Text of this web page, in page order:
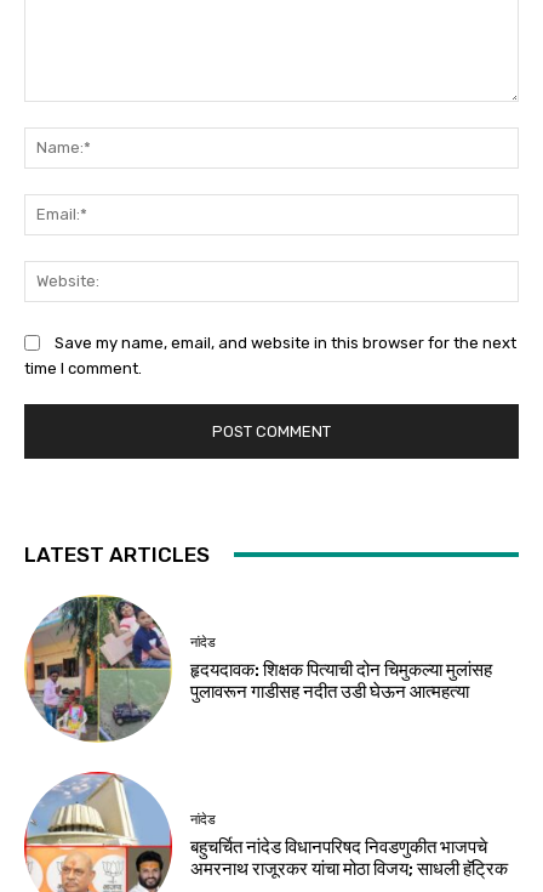
Save my name, email, and website in this browser for the next
time I comment.
LATEST ARTICLES
नांदेड
हृदयदावक: शिक्षक पित्याची दोन चिमुकल्या मुलांसह
पुलावरून गाडीसह नदीत उडी घेऊन आत्महत्या
नांदेड
बहुचर्चित नांदेड विधानपरिषद निवडणुकीत भाजपचे
अमरनाथ राजूरकर यांचा मोठा विजय; साधली हॅट्रिक